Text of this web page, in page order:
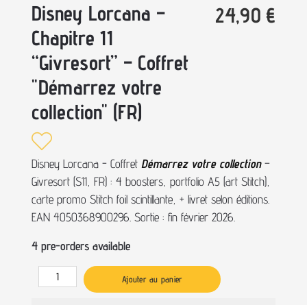
Disney Lorcana –
Chapitre 11
“Givresort” – Coffret
"Démarrez votre
collection" (FR)
24,90 €
Disney Lorcana - Coffret Démarrez votre collection–
Givresort (S11, FR) : 4 boosters, portfolio A5 (art Stitch),
carte promo Stitch foil scintillante, + livret selon éditions.
EAN 4050368900296. Sortie : fin février 2026.
4 pre-orders available
Ajouter au panier